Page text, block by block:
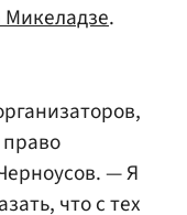
.
— Я
что с тех